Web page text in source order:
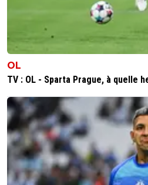
OL
TV : OL - Sparta Prague, à quelle